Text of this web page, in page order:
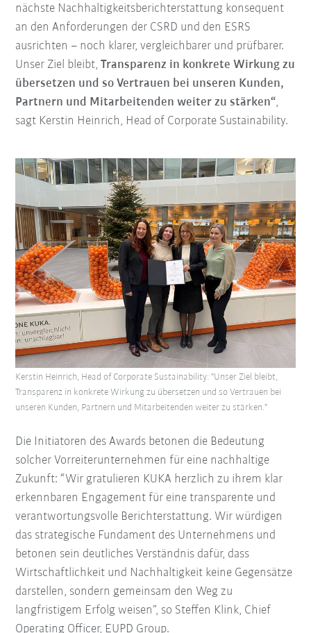
nächste Nachhaltigkeitsberichterstattung konsequent
an den Anforderungen der CSRD und den ESRS
ausrichten – noch klarer, vergleichbarer und prüfbarer.
Unser Ziel bleibt,Transparenz in konkrete Wirkung zu
übersetzen und so Vertrauen bei unseren Kunden,
Partnern und Mitarbeitenden weiter zu stärken“,
sagt Kerstin Heinrich, Head of Corporate Sustainability.
Die Initiatoren des Awards betonen die Bedeutung
solcher Vorreiterunternehmen für eine nachhaltige
Zukunft: “Wir gratulieren KUKA herzlich zu ihrem klar
erkennbaren Engagement für eine transparente und
verantwortungsvolle Berichterstattung. Wir würdigen
das strategische Fundament des Unternehmens und
betonen sein deutliches Verständnis dafür, dass
Wirtschaftlichkeit und Nachhaltigkeit keine Gegensätze
darstellen, sondern gemeinsam den Weg zu
langfristigem Erfolg weisen”, so Steffen Klink, Chief
Operating Officer, EUPD Group.
Kerstin Heinrich, Head of Corporate Sustainability: "Unser Ziel bleibt,
Transparenz in konkrete Wirkung zu übersetzen und so Vertrauen bei
unseren Kunden, Partnern und Mitarbeitenden weiter zu stärken."